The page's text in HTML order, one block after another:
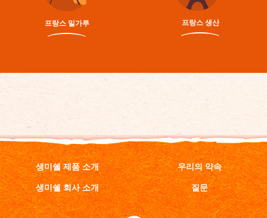
프랑스 밀가루 프랑스 생산
생미쉘 제품 소개
생미쉘 회사 소개
우리의 약속
질문